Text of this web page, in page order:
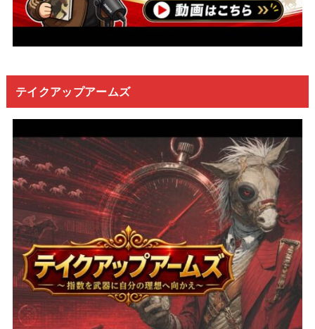
テイクアップアームズ